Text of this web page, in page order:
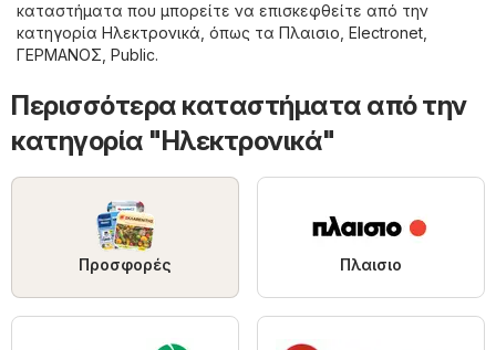
καταστήματα που μπορείτε να επισκεφθείτε από την
κατηγορία Hλεκτρονικά, όπως τα Πλαισιο, Electronet,
ΓΕΡΜΑΝΟΣ, Public.
Περισσότερα καταστήματα από την
κατηγορία "Hλεκτρονικά"
Προσφορές Πλαισιο